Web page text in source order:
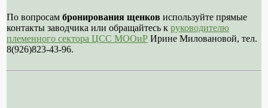
По вопросам бронирования щенков используйте прямые
контакты заводчика или обращайтесь к руководителю
племенного сектора ЦСС МООиР Ирине Миловановой, тел.
8(926)823-43-96.